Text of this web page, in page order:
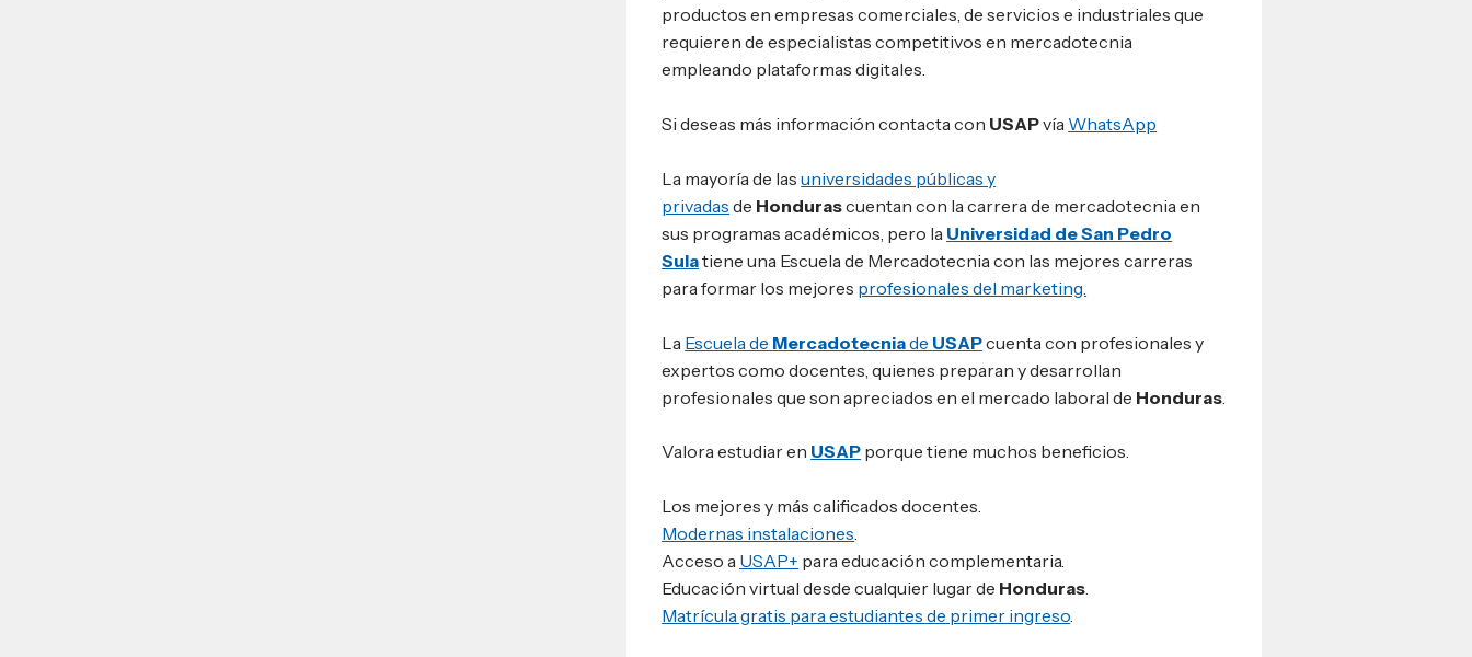
productos en empresas comerciales, de servicios e industriales que
requieren de especialistas competitivos en mercadotecnia
empleando plataformas digitales.
Si deseas más información contacta con USAPvía WhatsApp
La mayoría de lasuniversidades públicas y
privadas de Hondurascuentan con la carrera de mercadotecnia en
sus programas académicos, pero la Universidad de San Pedro
Sulatiene una Escuela de Mercadotecnia con las mejores carreras
para formar los mejores profesionales del marketing.
La Escuela de Mercadotecniade USAPcuenta con profesionales y
expertos como docentes, quienes preparan y desarrollan
profesionales que son apreciados en el mercado laboral de Honduras
Valora estudiar en USAP porque tiene muchos beneficios.
Los mejores y más calificados docentes.
Modernas instalaciones.
Acceso a USAP+ para educación complementaria.
Educación virtual desde cualquier lugar de Honduras.
Matrícula gratis para estudiantes de primer ingreso.